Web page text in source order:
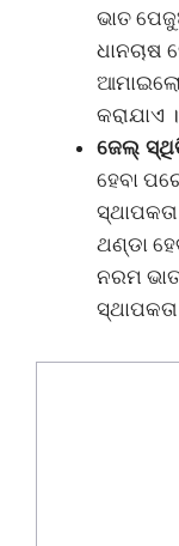
ଭାତ
କରାଯାଏ ।
ଜେଲ୍
ହେବା
ଥଣ୍ଡା
ନରମ